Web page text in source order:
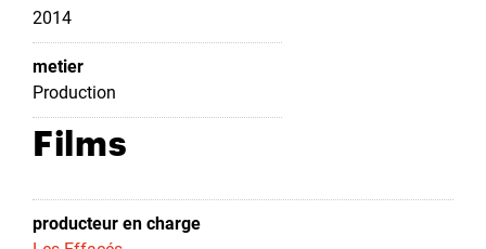
2014
metier
Production
Films
producteur en charge